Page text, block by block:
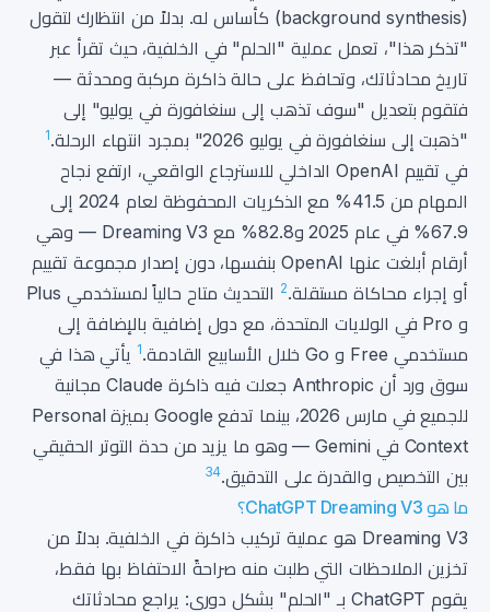
(background synthesis) كأساس له. بدلاً من انتظارك لتقول
"تذكر هذا"، تعمل عملية "الحلم" في الخلفية، حيث تقرأ عبر
تاريخ محادثاتك، وتحافظ على حالة ذاكرة مركبة ومحدثة —
فتقوم بتعديل "سوف تذهب إلى سنغافورة في يوليو" إلى
"ذهبت إلى سنغافورة في يوليو 2026" بمجرد انتهاء الرحلة.
1
في تقييم OpenAI الداخلي للاسترجاع الواقعي، ارتفع نجاح
المهام من 41.5% مع الذكريات المحفوظة لعام 2024 إلى
67.9% في عام 2025 و82.8% مع Dreaming V3 — وهي
أرقام أبلغت عنها OpenAI بنفسها، دون إصدار مجموعة تقييم
أو إجراء محاكاة مستقلة.2
التحديث متاح حالياً لمستخدمي Plus
و Pro في الولايات المتحدة، مع دول إضافية بالإضافة إلى
مستخدمي Free و Go خلال الأسابيع القادمة.
1 يأتي هذا في
سوق ورد أن Anthropic جعلت فيه ذاكرة Claude مجانية
للجميع في مارس 2026، بينما تدفع Google بميزة Personal
Context في Gemini — وهو ما يزيد من حدة التوتر الحقيقي
بين التخصيص والقدرة على التدقيق. 34
ما هو ChatGPT Dreaming V3؟
Dreaming V3 هو عملية تركيب ذاكرة في الخلفية. بدلاً من
تخزين الملاحظات التي طلبت منه صراحةً الاحتفاظ بها فقط،
يقوم ChatGPT بـ "الحلم" بشكل دوري: يراجع محادثاتك